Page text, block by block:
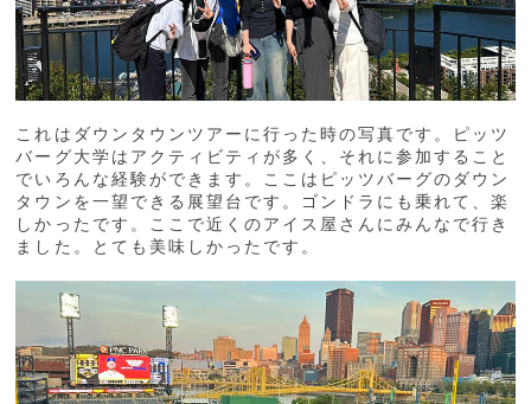
これはダウンタウンツアーに行った時の写真です。ピッツ
バーグ大学はアクティビティが多く、それに参加すること
でいろんな経験ができます。ここはピッツバーグのダウン
タウンを一望できる展望台です。ゴンドラにも乗れて、楽
しかったです。ここで近くのアイス屋さんにみんなで行き
ました。とても美味しかったです。